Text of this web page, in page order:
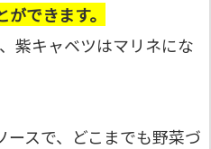
できます。
紫キャベツはマリネにな
スで、どこまでも野菜づ